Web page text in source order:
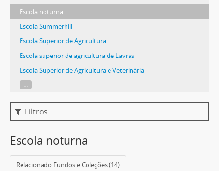
Escola noturna
Escola Summerhill
Escola Superior de Agricultura
Escola superior de agricultura de Lavras
Escola Superior de Agricultura e Veterinária
...
Filtros
Escola noturna
Relacionado Fundos e Coleções (14)